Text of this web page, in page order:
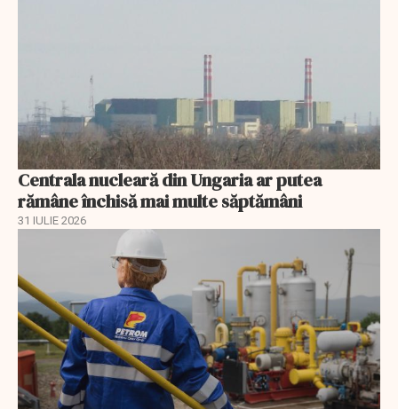
Centrala nucleară din Ungaria ar putea
rămâne închisă mai multe săptămâni
31 IULIE 2026